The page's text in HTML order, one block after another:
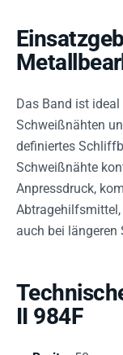
Das Band ist
Schweißnähten
definiertes
Schweißnähte
Anpressdruck,
auch bei längeren
II 984F